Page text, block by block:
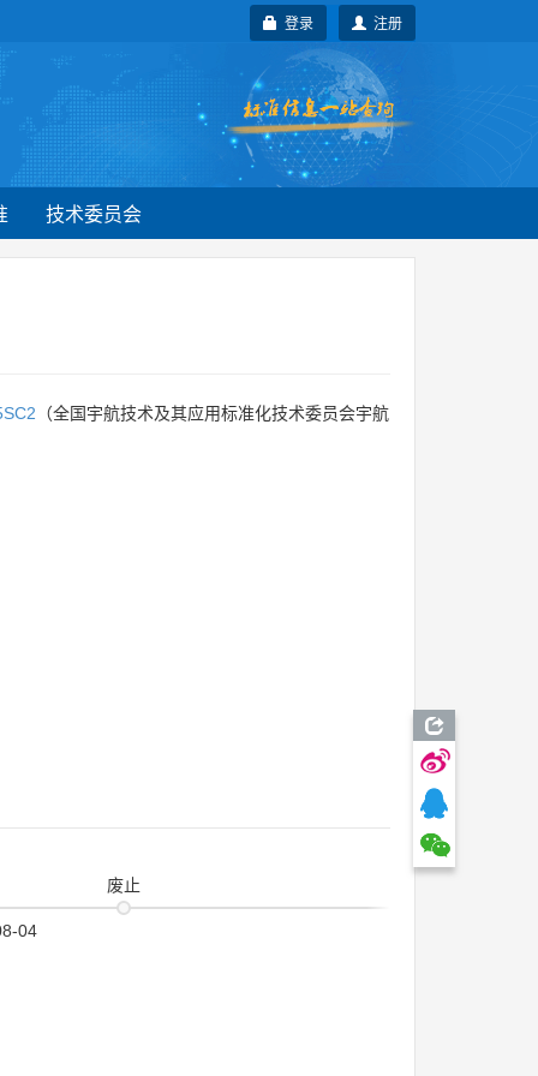
注册
登录
技术委员会
（全国宇航技术及其应用标准化技术委员会宇航
04
废止